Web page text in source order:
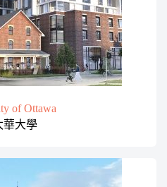
of Ottawa
華大學